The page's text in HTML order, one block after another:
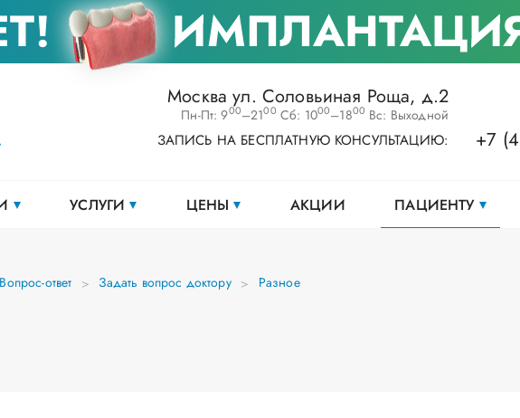
Москва ул. Соловьиная Роща, д.2
Пн-Пт: 900–2100 Сб: 1000–1800 Вс: Выходной
ЗАПИСЬ НА БЕСПЛАТНУЮ КОНСУЛЬТАЦИЮ: +7
УСЛУГИ ЦЕНЫ АКЦИИ ПАЦИЕНТУ
Вопрос-ответ Задать вопрос доктору Разное